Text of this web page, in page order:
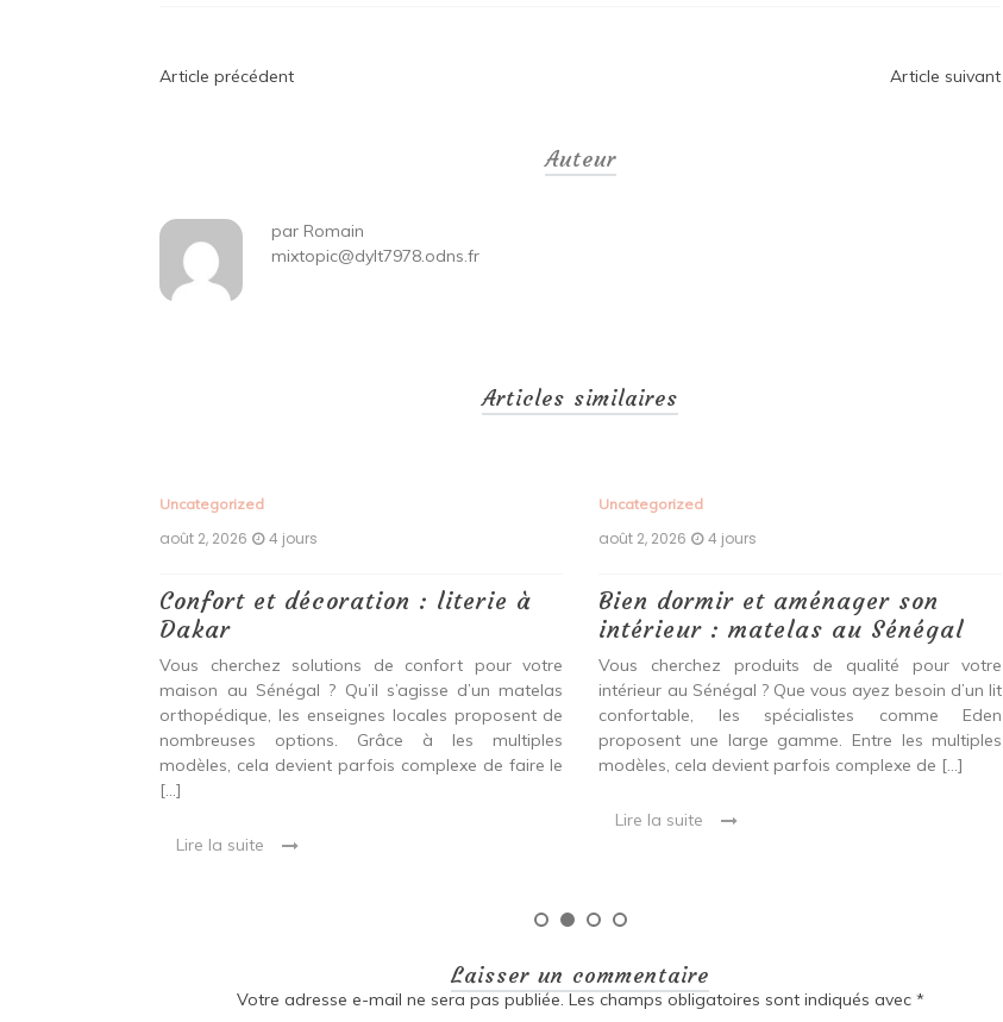
Navigation
Article précédent Article suivant
Auteur
par Romain
mixtopic@dylt7978.odns.fr
Articles similaires
Uncategorized
août 2, 2026 4 jours
Confort et décoration : literie à
Dakar
Vous cherchez solutions de confort pour votre
maison au Sénégal ? Qu’il s’agisse d’un matelas
orthopédique, les enseignes locales proposent de
nombreuses options. Grâce à les multiples
modèles, cela devient parfois complexe de faire le
[…]
Lire la suite
Uncategorized
août 2, 2026 4 jours
Bien dormir et aménager son
intérieur : matelas au Sénégal
Vous cherchez produits de qualité pour votre
intérieur au Sénégal ? Que vous ayez besoin d’un lit
confortable, les spécialistes comme Eden
proposent une large gamme. Entre les multiples
modèles, cela devient parfois complexe de […]
Lire la suite
Laisser un commentaire
Votre adresse e-mail ne sera pas publiée. Les champs obligatoires sont indiqués avec *